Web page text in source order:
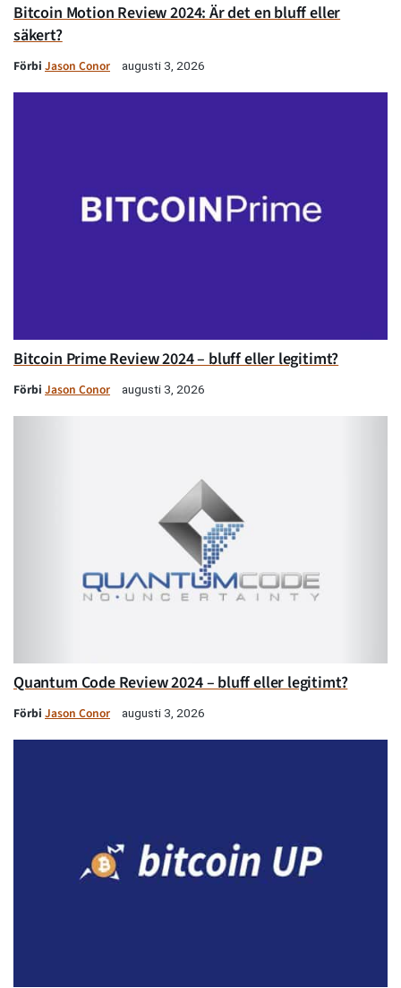
Bitcoin Motion Review 2024: Är det en bluff eller
säkert?
Förbi Jason Conor augusti 3, 2026
Bitcoin Prime Review 2024 – bluff eller legitimt?
Förbi Jason Conor augusti 3, 2026
Quantum Code Review 2024 – bluff eller legitimt?
Förbi Jason Conor augusti 3, 2026